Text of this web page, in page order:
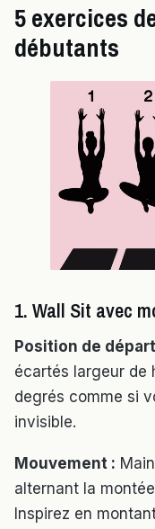
5 exercices
débutants
1. Wall Sit avec
Position de
écartés largeur de
degrés comme si
invisible.
Mouvement :
alternant la
Inspirez en